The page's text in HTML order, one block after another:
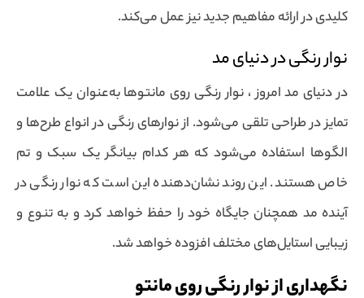
کلیدی در ارائه مفاهیم جدید نیز عمل می‌کند.
نوار رنگی در دنیای مد
در دنیای مد امروز ، نوار رنگی روی مانتوها به‌عنوان یک علامت
تمایز در طراحی تلقی می‌شود. از نوارهای رنگی در انواع طرح‌ها و
الگوها استفاده می‌شود که هر کدام بیانگر یک سبک و تم
خاص هستند. این روند نشان‌دهنده این است که نوار رنگی در
آینده مد همچنان جایگاه خود را حفظ خواهد کرد و به تنوع و
زیبایی استایل‌های مختلف افزوده خواهد شد.
نگهداری از نوار رنگی روی مانتو